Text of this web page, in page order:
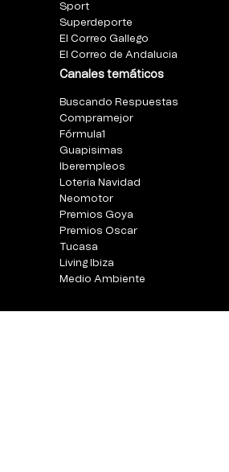
Sport
Superdeporte
El Correo Gallego
El Correo de Andalucia
Canales temáticos
Buscando Respuestas
Compramejor
Fórmula1
Guapisimas
Iberempleos
Loteria Navidad
Neomotor
Premios Goya
Premios Oscar
Tucasa
Living Ibiza
Medio Ambiente